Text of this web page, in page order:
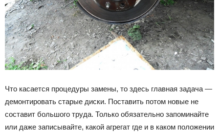
Что касается процедуры замены, то здесь главная задача —
демонтировать старые диски. Поставить потом новые не
составит большого труда. Только обязательно запоминайте
или даже записывайте, какой агрегат где и в каком положении